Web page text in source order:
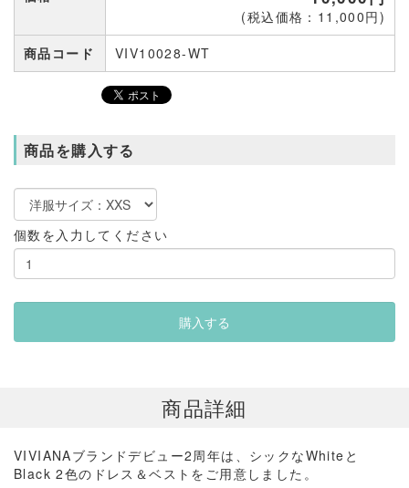
(税込価格：11,000円)
商品コード
VIV10028-WT
商品を購入する
個数を入力してください
商品詳細
VIVIANAブランドデビュー2周年は、シックなWhiteと
Black 2色のドレス＆ベストをご用意しました。